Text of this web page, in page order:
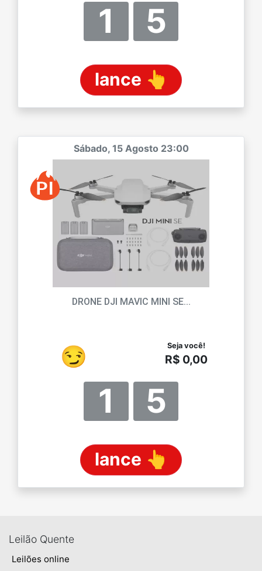
1 5
lance 👆
Sábado, 15 Agosto 23:00
DRONE DJI MAVIC MINI SE...
😏 Seja você!
R$ 0,00
1 5
lance 👆
Leilão Quente
Leilões online